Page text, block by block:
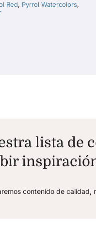
Red, Pyrrol Watercolors,
lista de
contenido de calidad,